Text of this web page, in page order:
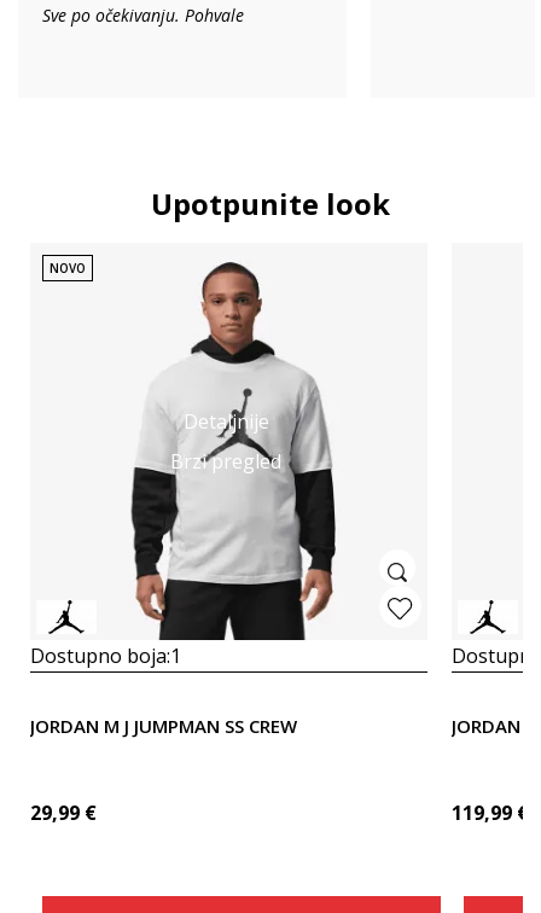
Sve po očekivanju. Pohvale
Upotpunite look
Detaljnije
Brzi pregled
NOVO
Dostupno boja:1
JORDAN M J JUMPMAN SS CREW
29,99 €
JORDAN
119,99 €